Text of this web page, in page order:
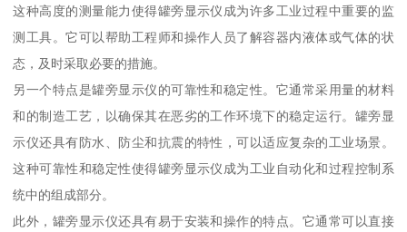
这种高度的测量能力使得罐旁显示仪成为许多工业过程中重要的监
测工具。它可以帮助工程师和操作人员了解容器内液体或气体的状
态，及时采取必要的措施。
另一个特点是罐旁显示仪的可靠性和稳定性。它通常采用量的材料
和的制造工艺，以确保其在恶劣的工作环境下的稳定运行。罐旁显
示仪还具有防水、防尘和抗震的特性，可以适应复杂的工业场景。
这种可靠性和稳定性使得罐旁显示仪成为工业自动化和过程控制系
统中的组成部分。
此外，罐旁显示仪还具有易于安装和操作的特点。它通常可以直接